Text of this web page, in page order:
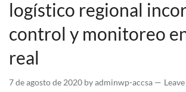
logístico regional
control y monitoreo
real
7 de agosto de 2020 byadminwp-accsa